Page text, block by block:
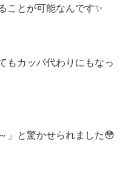
ことが可能なんです✨
もカッパ代わりにもなっ
」と驚かせられました😳